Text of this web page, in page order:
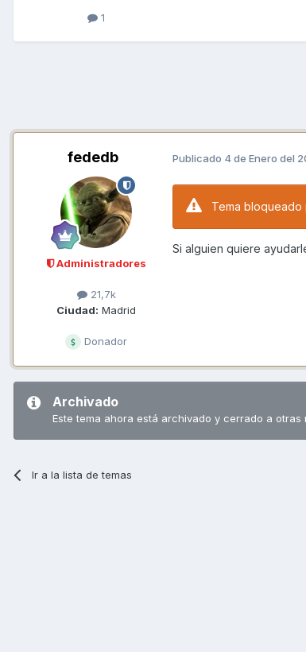
1
fededb
Administradores
21,7k
Ciudad: Madrid
Donador
Publicado 4 de Enero del
Tema
Si alguien quiere
Archivado
Este tema ahora está archivado y cerrado a otras
Ir a la lista de temas